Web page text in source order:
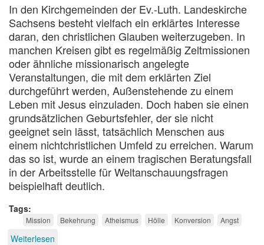
In den Kirchgemeinden der Ev.-Luth. Landeskirche
Sachsens besteht vielfach ein erklärtes Interesse
daran, den christlichen Glauben weiterzugeben. In
manchen Kreisen gibt es regelmäßig Zeltmissionen
oder ähnliche missionarisch angelegte
Veranstaltungen, die mit dem erklärten Ziel
durchgeführt werden, Außenstehende zu einem
Leben mit Jesus einzuladen. Doch haben sie einen
grundsätzlichen Geburtsfehler, der sie nicht
geeignet sein lässt, tatsächlich Menschen aus
einem nichtchristlichen Umfeld zu erreichen. Warum
das so ist, wurde an einem tragischen Beratungsfall
in der Arbeitsstelle für Weltanschauungsfragen
beispielhaft deutlich.
Tags
Mission Bekehrung Atheismus Hölle Konversion Angst
Weiterlesen